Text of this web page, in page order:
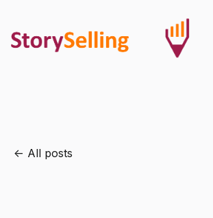
All posts